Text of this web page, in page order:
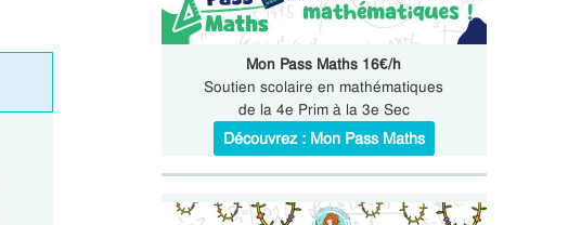
Mon Pass Maths 16€/h
Soutien scolaire en mathématiques
de la 4e Prim à la 3e Sec
Découvrez : Mon Pass Maths